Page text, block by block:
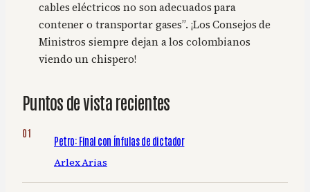
cables eléctricos no son adecuados para
contener o transportar gases”. ¡Los Consejos de
Ministros siempre dejan a los colombianos
viendo un chispero!
Puntos de vista recientes
Petro: Final con ínfulas de dictador
Arlex Arias